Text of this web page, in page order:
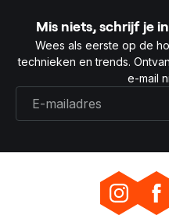
Mis niets, schrijf je
Wees als eerste op de
technieken en trends.
e-mail